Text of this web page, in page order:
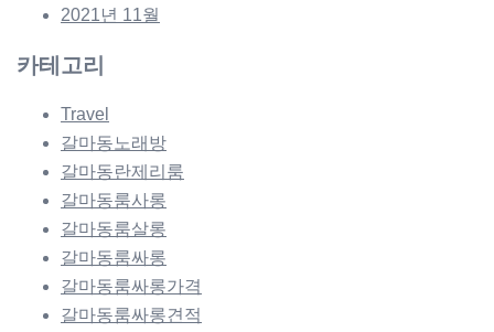
2021년 11월
카테고리
Travel
갈마동노래방
갈마동란제리룸
갈마동룸사롱
갈마동룸살롱
갈마동룸싸롱
갈마동룸싸롱가격
갈마동룸싸롱견적